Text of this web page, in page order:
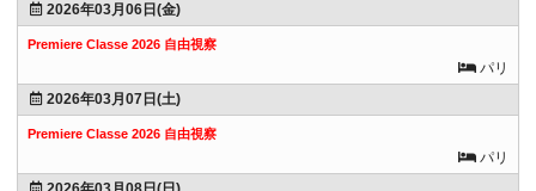
2026年03月06日(金)
Premiere Classe 2026 自由視察
パリ
2026年03月07日(土)
Premiere Classe 2026 自由視察
パリ